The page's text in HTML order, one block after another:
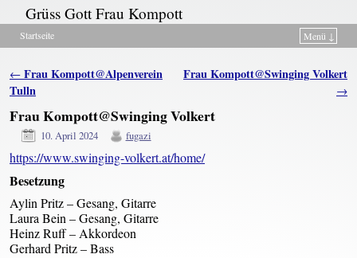
Grüss Gott Frau Kompott
Startseite
Menü ↓
Artikelnavigation
← Frau Kompott@Alpenverein
Tulln
Frau Kompott@Swinging Volkert
→
Frau Kompott@Swinging Volkert
10. April 2024 fugazi
https://www.swinging-volkert.at/home/
Besetzung
Aylin Pritz – Gesang, Gitarre
Laura Bein – Gesang, Gitarre
Heinz Ruff – Akkordeon
Gerhard Pritz – Bass